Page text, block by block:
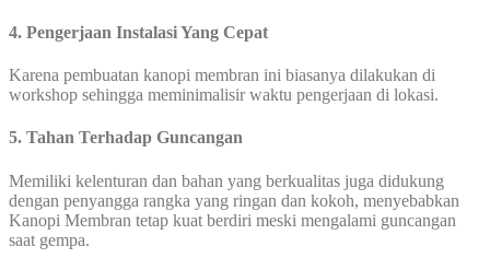
4. Pengerjaan Instalasi Yang Cepat
Karena pembuatan kanopi membran ini biasanya dilakukan di
workshop sehingga meminimalisir waktu pengerjaan di lokasi.
5. Tahan Terhadap Guncangan
Memiliki kelenturan dan bahan yang berkualitas juga didukung
dengan penyangga rangka yang ringan dan kokoh, menyebabkan
Kanopi Membran tetap kuat berdiri meski mengalami guncangan
saat gempa.